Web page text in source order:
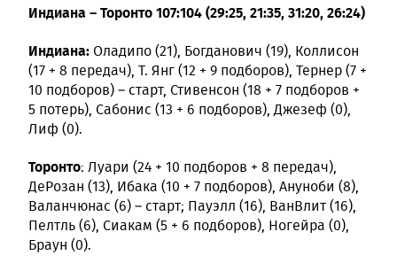
Индиана – Торонто 107:104 (29:25, 21:35, 31:20, 26:24)
Индиана: Оладипо (21), Богданович (19), Коллисон
(17 + 8 передач), Т. Янг (12 + 9 подборов), Тернер (7 +
10 подборов) – старт, Стивенсон (18 + 7 подборов +
5 потерь), Сабонис (13 + 6 подборов), Джезеф (0),
Лиф (0).
Торонто: Луари (24 + 10 подборов + 8 передач),
ДеРозан (13), Ибака (10 + 7 подборов), Ануноби (8),
Валанчюнас (6) – старт; Пауэлл (16), ВанВлит (16),
Пелтль (6), Сиакам (5 + 6 подборов), Ногейра (0),
Браун (0).